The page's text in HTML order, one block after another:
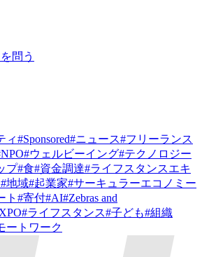
問う
ィ#Sponsored#ニュース#フリーランス
NPO#ウェルビーイング#テクノロジー
プ#食#資金調達#ライフスタンスエキ
#地域#起業家#サーキュラーエコノミー
ト #寄付#AI#Zebras and
#ライフスタンス#子ども#組織
ートワーク